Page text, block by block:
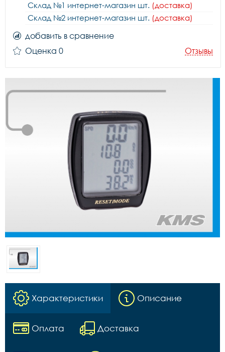
Склад №1 интернет-магазин шт. (доставка)
Склад №2 интернет-магазин шт. (доставка)
добавить в сравнение
Оценка 0
Отзывы
Характеристики Описание
Оплата Доставка